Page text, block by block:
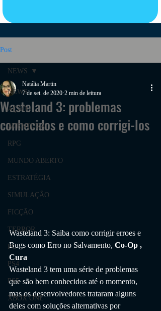
Post
NEWS
AÇÃO
AVENTURA
RPG
MUNDO ABERTO
ESTRATÉGIA
SIMULAÇÃO
FICÇÃO
TERROR
PC
PS4
PS5
XBOX ONE
NEWS
Wasteland 3: problemas
conhecidos e como corrigi-los
Natália Martin
7 de set. de 2020 2 min de leitura
Wasteland 3: Saiba como corrigir erroes e
Bugs como Erro no Salvamento, Co-Op ,
Cura
Wasteland 3 tem uma série de problemas
que são bem conhecidos até o momento,
mas os desenvolvedores trataram alguns
deles com soluções alternativas por